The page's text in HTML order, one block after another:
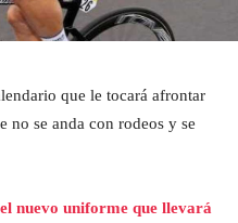
que le tocará afrontar
no se anda con rodeos y se
nuevo uniforme que llevará